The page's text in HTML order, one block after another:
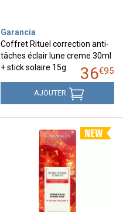
Garancia
Coffret Rituel correction anti-
tâches éclair lune creme 30ml
+ stick solaire 15g
36€95
AJOUTER